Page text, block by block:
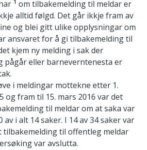
om tilbakemelding til meldar er
alltid følgd. Det går ikkje fram av
og blei gitt ulike opplysningar om
ansvaret for å gi tilbakemelding til
kjem ny melding i sak der
pågår eller barneverntenesta er
i meldingar mottekne etter 1.
og fram til 15. mars 2016 var det
til meldar om at saka var
av i alt 14 saker. I 14 av 34 saker var
tilbakemelding til offentleg meldar
var avslutta.